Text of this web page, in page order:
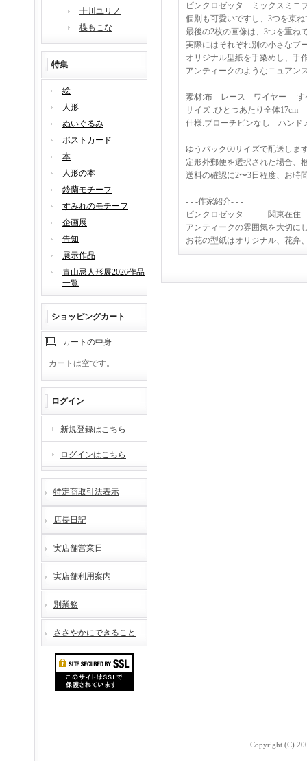
十川ユリノ
楪もこな
特集
絵
人形
ぬいぐるみ
ポストカード
本
人形の本
鈴蘭モチーフ
すみれのモチーフ
企画展
告知
展示作品
青山忌人形展2026作品
一覧
ショッピングカート
カートの中身
カートは空です。
ログイン
新規登録はこちら
ログインはこちら
特定商取引法表示
店長日記
実店舗営業日
実店舗利用案内
別業務
ささやかにできること
ピンクロゼッタ ミックスミニ
個別も可愛いですし、3つを束
最後の2枚の画像は、3つを重ね
実際にはそれぞれ別の小さなブ
オリジナル型紙を手染めし、手
アンティークのようなニュアン
素材:布 レース ワイヤー す
サイズ :ひとつあたり全体17cm
仕様:ブローチピンなし ハンド
ゆうパック60サイズで配送し
定形外郵便を選択された場合、
送料の確認に2〜3日程度、お時
- - -作家紹介- - -
ピンクロゼッタ 関東在住
アンティークの雰囲気を大切に
お花の型紙はオリジナル、花弁
Copyright (C)